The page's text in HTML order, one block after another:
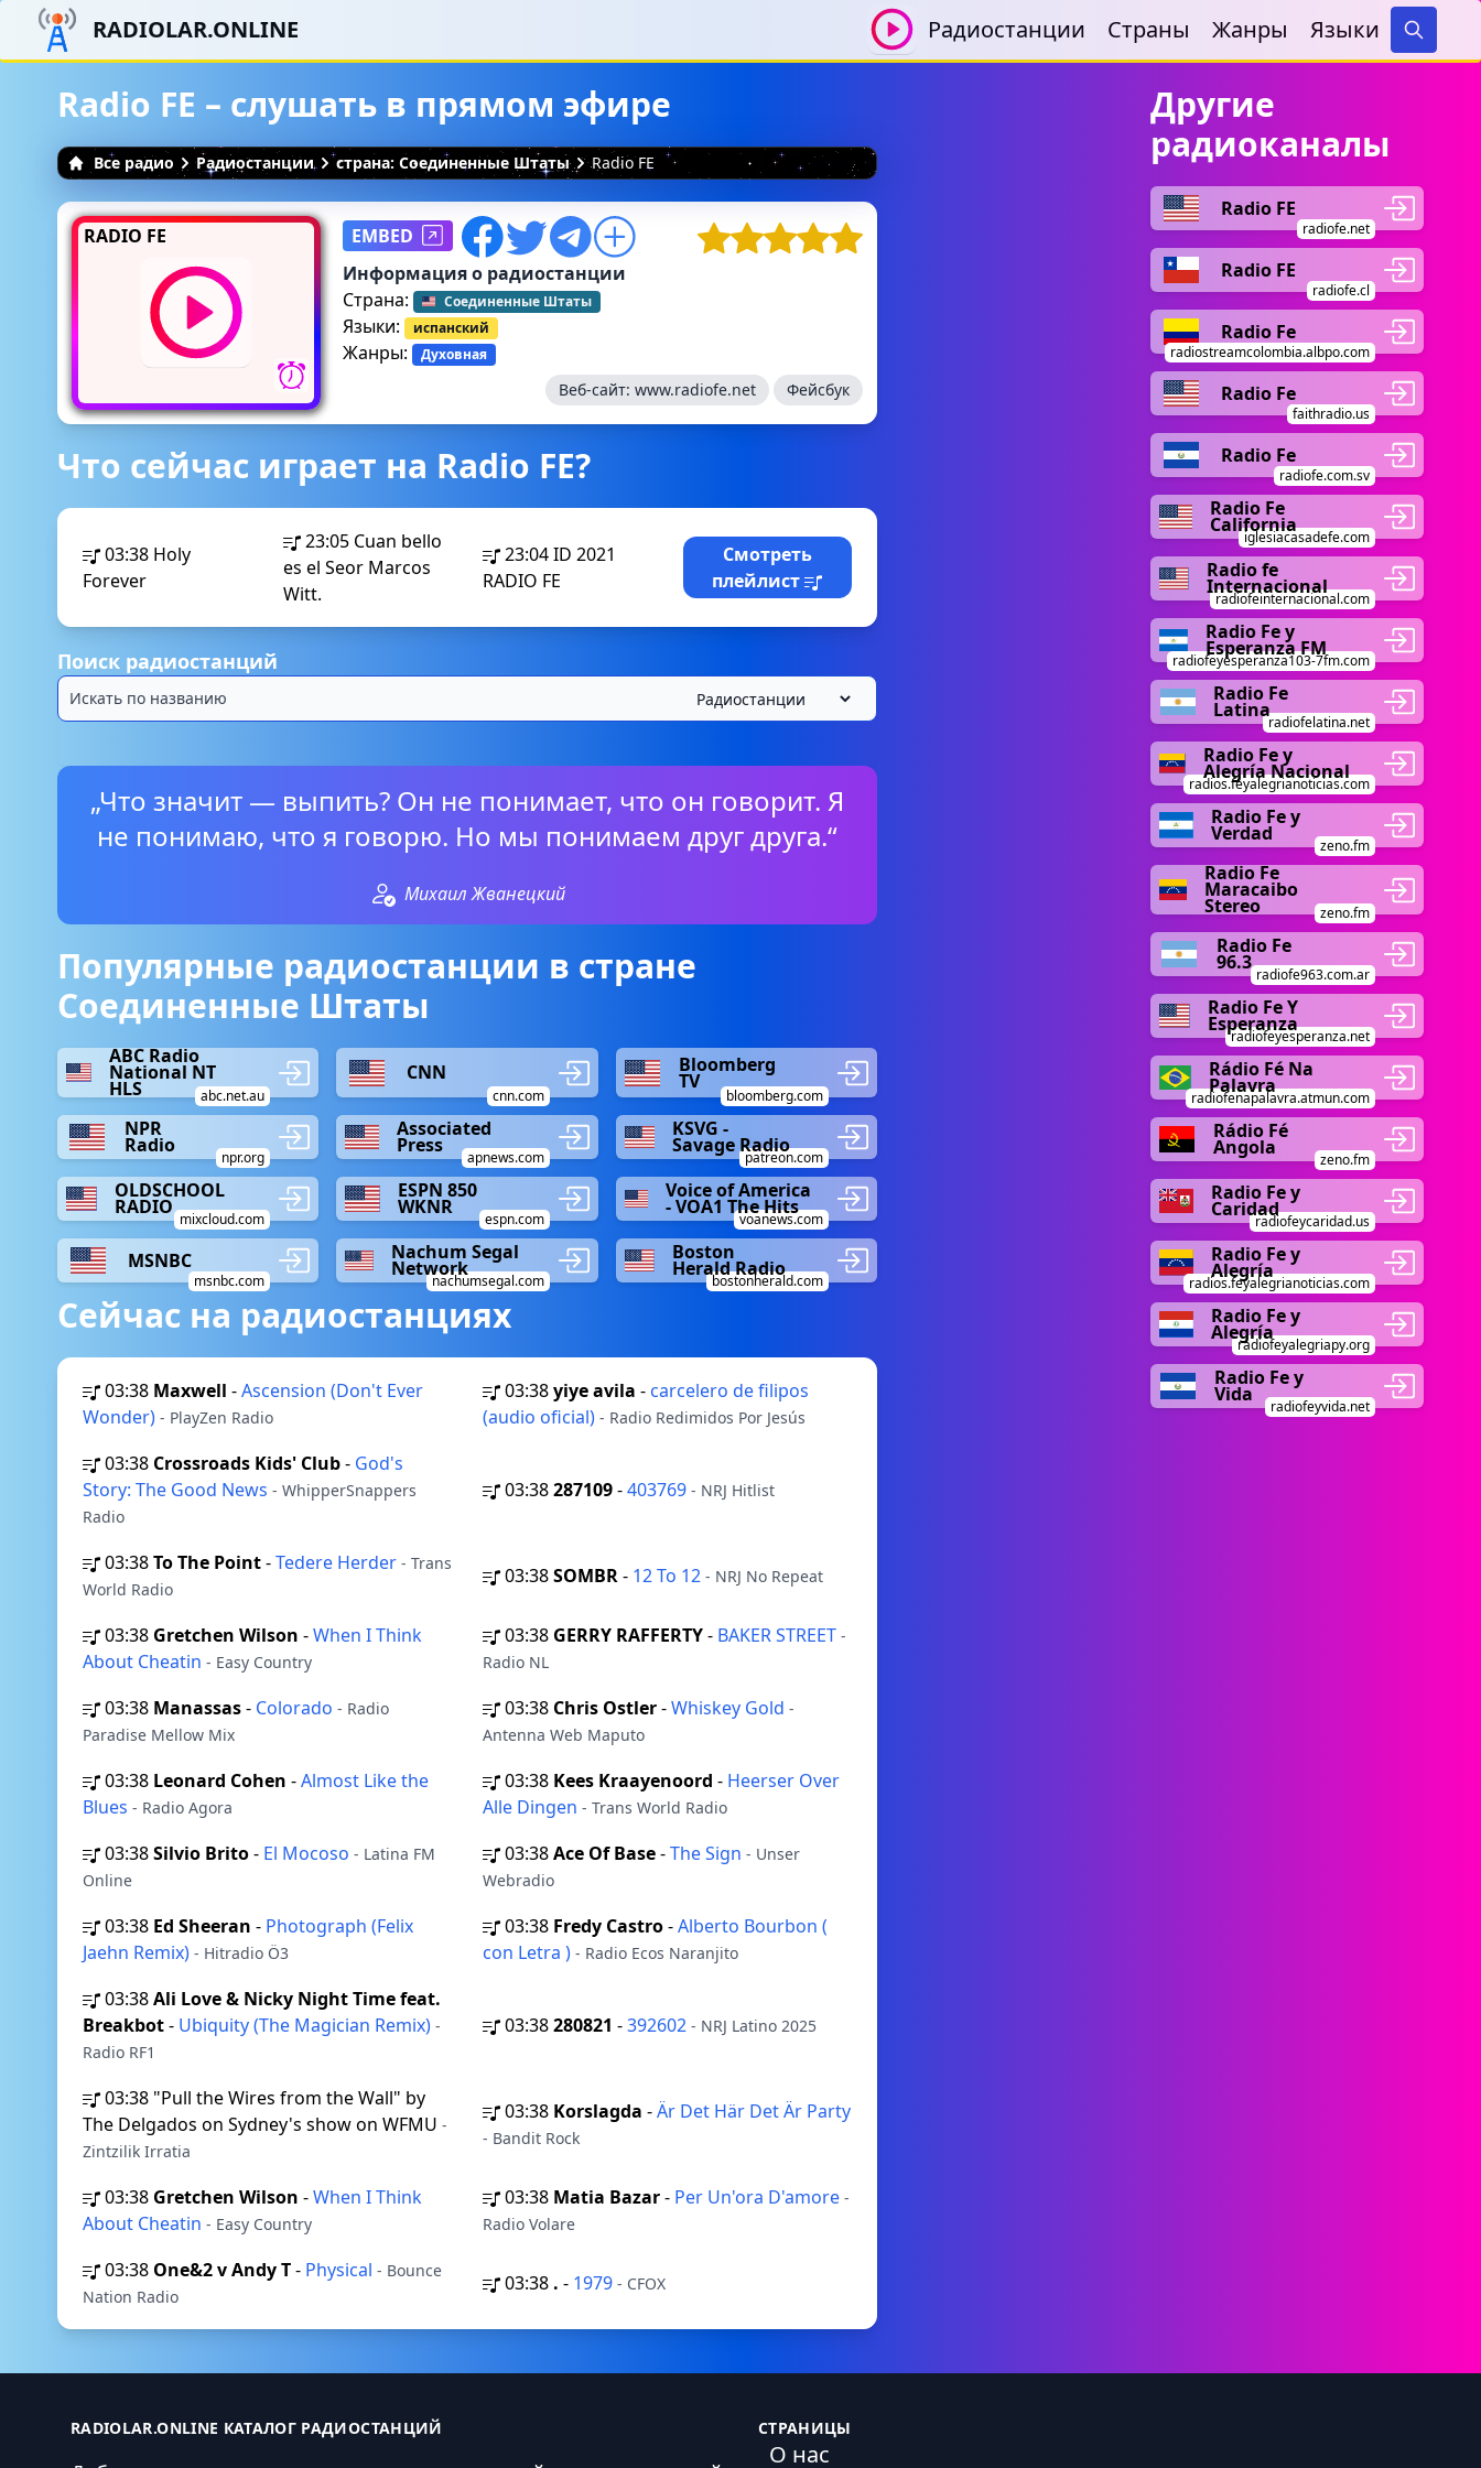
RADIOLAR.ONLINE Радиостанции Страны Жанры Языки
Search
Radio FE – слушать в прямом эфире
Все радио Радиостанции страна: Соединенные Штаты Radio FE
RADIO FE
EMBED
Информация о радиостанции
Страна:
Соединенные Штаты
Языки: испанский
Жанры: Духовная
Веб-сайт: www.radiofe.net Фейсбук
Что сейчас играет на Radio FE?
03:38 Holy
Forever
23:05 Cuan bello
es el Seor Marcos
Witt.
23:04ID 2021
RADIO FE
Смотреть
плейлист
Поиск радиостанций
„Что значит — выпить? Он не понимает, что он говорит. Я
не понимаю, что я говорю. Но мы понимаем друг друга.“
Михаил Жванецкий
Популярные радиостанции в стране
Соединенные Штаты
ABC Radio
National NT
HLS abc.net.au
CNN
cnn.com
Bloomberg
TV
bloomberg.com
NPR
Radio
npr.org
Associated
Press
apnews.com
KSVG -
Savage Radio
patreon.com
OLDSCHOOL
RADIO
mixcloud.com
ESPN 850
WKNR
espn.com
Voice of America
- VOA1 The Hits
voanews.com
MSNBC
msnbc.com
Nachum Segal
Network
nachumsegal.com
Boston
Herald Radio
bostonherald.com
Сейчас на радиостанциях
03:38 Maxwell -Ascension (Don't Ever
Wonder) - PlayZen Radio
03:38yiye avila - carcelero de filipos
(audio oficial) - Radio Redimidos Por Jesús
03:38 Crossroads Kids' Club- God's
Story: The Good News - WhipperSnappers
Radio
03:38287109-403769 - NRJ Hitlist
03:38To The Point-Tedere Herder - Trans
World Radio
03:38SOMBR- 12 To 12 - NRJ No Repeat
03:38 Gretchen Wilson -When I Think
About Cheatin - Easy Country
03:38 GERRY RAFFERTY- BAKER STREET -
Radio NL
03:38 Manassas- Colorado - Radio
Paradise Mellow Mix
03:38 Chris Ostler-Whiskey Gold -
Antenna Web Maputo
03:38 Leonard Cohen -Almost Like the
Blues - Radio Agora
03:38 Kees Kraayenoord - Heerser Over
Alle Dingen - Trans World Radio
03:38Silvio Brito- El Mocoso - Latina FM
Online
03:38Ace Of Base-The Sign - Unser
Webradio
03:38 Ed Sheeran - Photograph (Felix
Jaehn Remix) - Hitradio Ö3
03:38 Fredy Castro-Alberto Bourbon (
con Letra ) - Radio Ecos Naranjito
03:38Ali Love & Nicky Night Time feat.
Breakbot- Ubiquity (The Magician Remix) -
Radio RF1
03:38280821 -392602 - NRJ Latino 2025
03:38 "Pull the Wires from the Wall" by
The Delgados on Sydney's show on WFMU -
Zintzilik Irratia
03:38 Korslagda -Är Det Här Det Är Party
- Bandit Rock
03:38 Gretchen Wilson -When I Think
About Cheatin - Easy Country
03:38 Matia Bazar- Per Un'ora D'amore -
Radio Volare
03:38 One&2 v Andy T- Physical - Bounce
Nation Radio
03:38 . - 1979 - CFOX
Другие
радиоканалы
Radio FE
radiofe.net
Radio FE
radiofe.cl
Radio Fe
radiostreamcolombia.albpo.com
Radio Fe
faithradio.us
Radio Fe
radiofe.com.sv
Radio Fe
California
iglesiacasadefe.com
Radio fe
Internacional
radiofeinternacional.com
Radio Fe y
Esperanza FM
radiofeyesperanza103-7fm.com
Radio Fe
Latina
radiofelatina.net
Radio Fe y
Alegría Nacional
radios.feyalegrianoticias.com
Radio Fe y
Verdad
zeno.fm
Radio Fe
Maracaibo
Stereo zeno.fm
Radio Fe
96.3
radiofe963.com.ar
Radio Fe Y
Esperanza
radiofeyesperanza.net
Rádio Fé Na
Palavra
radiofenapalavra.atmun.com
Rádio Fé
Angola
zeno.fm
Radio Fe y
Caridad
radiofeycaridad.us
Radio Fe y
Alegría
radios.feyalegrianoticias.com
Radio Fe y
Alegría
radiofeyalegriapy.org
Radio Fe y
Vida
radiofeyvida.net
RADIOLAR.ONLINE КАТАЛОГ РАДИОСТАНЦИЙ СТРАНИЦЫ
О нас